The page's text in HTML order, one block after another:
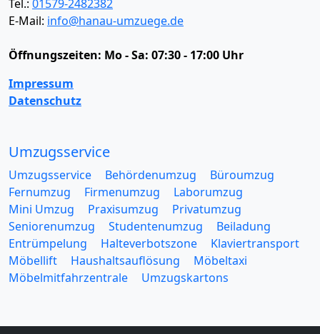
Tel.: 01579-2482382
E-Mail: info@hanau-umzuege.de
Öffnungszeiten: Mo - Sa: 07:30 - 17:00 Uhr
Impressum
Datenschutz
Umzugsservice
Umzugsservice Behördenumzug
Büroumzug
Fernumzug
Firmenumzug
Laborumzug
Mini Umzug
Praxisumzug
Privatumzug
Seniorenumzug
Studentenumzug
Beiladung
Entrümpelung
Halteverbotszone
Klaviertransport
Möbellift
Haushaltsauflösung
Möbeltaxi
Möbelmitfahrzentrale
Umzugskartons